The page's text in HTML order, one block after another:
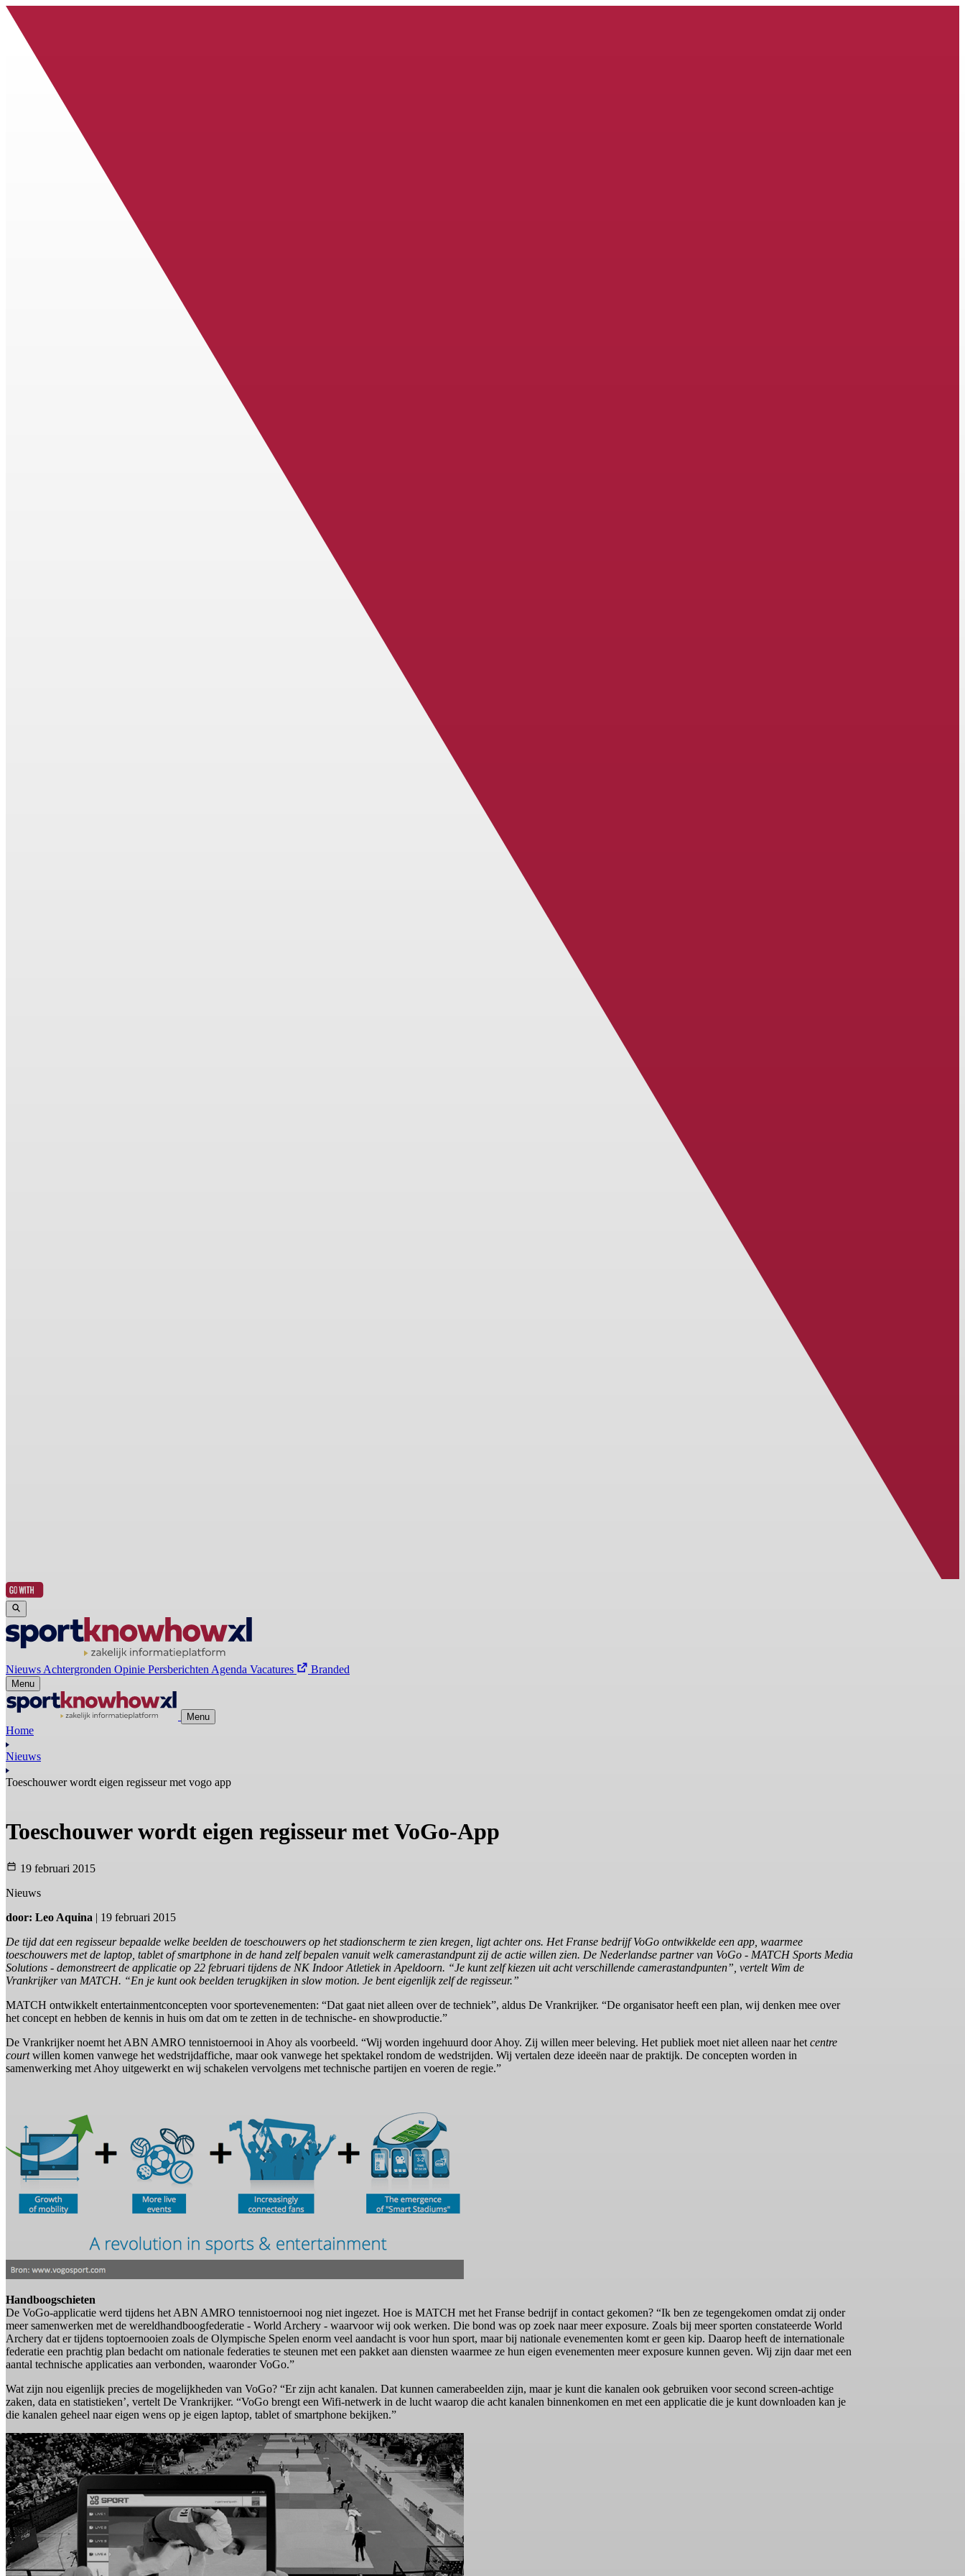
Nieuws Achtergronden Opinie Persberichten Agenda Vacatures Branded
Menu
Menu
Home
Nieuws
Toeschouwer wordt eigen regisseur met vogo app
Toeschouwer wordt eigen regisseur met VoGo-App
19 februari 2015
Nieuws
door: Leo Aquina | 19 februari 2015
De tijd dat een regisseur bepaalde welke beelden de toeschouwers op het stadionscherm te zien kregen, ligt achter ons. Het Franse bedrijf VoGo ontwikkelde een app, waarmee
toeschouwers met de laptop, tablet of smartphone in de hand zelf bepalen vanuit welk camerastandpunt zij de actie willen zien. De Nederlandse partner van VoGo - MATCH Sports Media
Solutions - demonstreert de applicatie op 22 februari tijdens de NK Indoor Atletiek in Apeldoorn. “Je kunt zelf kiezen uit acht verschillende camerastandpunten”, vertelt Wim de
Vrankrijker van MATCH. “En je kunt ook beelden terugkijken in slow motion. Je bent eigenlijk zelf de regisseur.”
MATCH ontwikkelt entertainmentconcepten voor sportevenementen: “Dat gaat niet alleen over de techniek”, aldus De Vrankrijker. “De organisator heeft een plan, wij denken mee over
het concept en hebben de kennis in huis om dat om te zetten in de technische- en showproductie.”
De Vrankrijker noemt het ABN AMRO tennistoernooi in Ahoy als voorbeeld. “Wij worden ingehuurd door Ahoy. Zij willen meer beleving. Het publiek moet niet alleen naar het centre
courtwillen komen vanwege het wedstrijdaffiche, maar ook vanwege het spektakel rondom de wedstrijden. Wij vertalen deze ideeën naar de praktijk. De concepten worden in
samenwerking met Ahoy uitgewerkt en wij schakelen vervolgens met technische partijen en voeren de regie.”
Handboogschieten
De VoGo-applicatie werd tijdens het ABN AMRO tennistoernooi nog niet ingezet. Hoe is MATCH met het Franse bedrijf in contact gekomen? “Ik ben ze tegengekomen omdat zij onder
meer samenwerken met de wereldhandboogfederatie - World Archery - waarvoor wij ook werken. Die bond was op zoek naar meer exposure. Zoals bij meer sporten constateerde World
Archery dat er tijdens toptoernooien zoals de Olympische Spelen enorm veel aandacht is voor hun sport, maar bij nationale evenementen komt er geen kip. Daarop heeft de internationale
federatie een prachtig plan bedacht om nationale federaties te steunen met een pakket aan diensten waarmee ze hun eigen evenementen meer exposure kunnen geven. Wij zijn daar met een
aantal technische applicaties aan verbonden, waaronder VoGo.”
Wat zijn nou eigenlijk precies de mogelijkheden van VoGo? “Er zijn acht kanalen. Dat kunnen camerabeelden zijn, maar je kunt die kanalen ook gebruiken voor second screen-achtige
zaken, data en statistieken’, vertelt De Vrankrijker. “VoGo brengt een Wifi-netwerk in de lucht waarop die acht kanalen binnenkomen en met een applicatie die je kunt downloaden kan je
die kanalen geheel naar eigen wens op je eigen laptop, tablet of smartphone bekijken.”